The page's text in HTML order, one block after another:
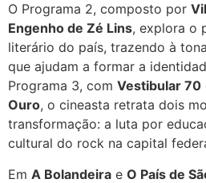
O Programa 2, composto por
Engenho de Zé Lins, explora o
literário do país, trazendo à
que ajudam a formar a
Programa 3, com Vestibular 70
Ouro, o cineasta retrata dois
transformação: a luta por
cultural do rock na capital
Em A Bolandeira e O País de